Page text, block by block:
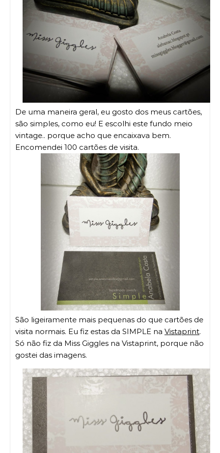
De uma maneira geral, eu gosto dos meus cartões,
são simples, como eu! E escolhi este fundo meio
vintage.. porque acho que encaixava bem.
Encomendei 100 cartões de visita.
São ligeiramente mais pequenas do que cartões de
visita normais. Eu fiz estas da SIMPLE na Vistaprint.
Só não fiz da Miss Giggles na Vistaprint, porque não
gostei das imagens.